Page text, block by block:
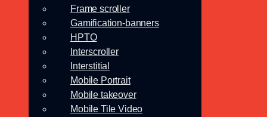
Frame scroller
Gamification-banners
HPTO
Interscroller
Interstitial
Mobile Portrait
Mobile takeover
Mobile Tile Video